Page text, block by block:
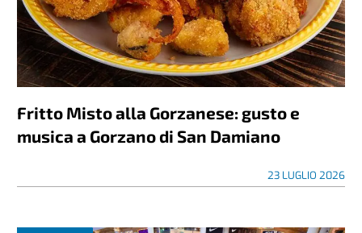
Fritto Misto alla Gorzanese: gusto e
musica a Gorzano di San Damiano
23 LUGLIO 2026